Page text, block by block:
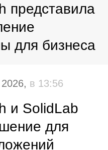
представила
для бизнеса
в 13:56
и SolidLab
для